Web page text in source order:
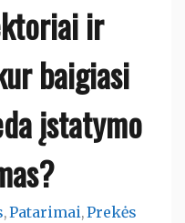
ir
baigiasi
įstatymo
,Patarimai,Prekės